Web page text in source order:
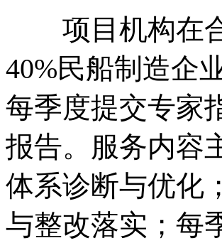
项目机构在
40%民船制造企
每季度提交专家
报告。服务内容
体系诊断与优化
与整改落实；每